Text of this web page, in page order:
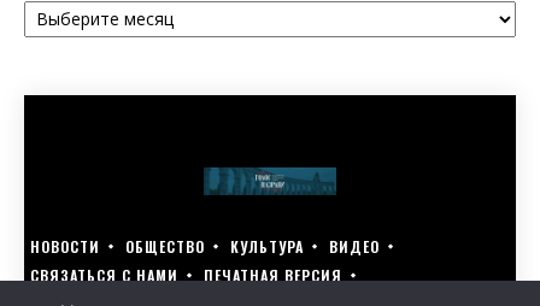
НОВОСТИ ОБЩЕСТВО КУЛЬТУРА
ВИДЕО
СВЯЗАТЬСЯ С НАМИ
ПЕЧАТНАЯ ВЕРСИЯ